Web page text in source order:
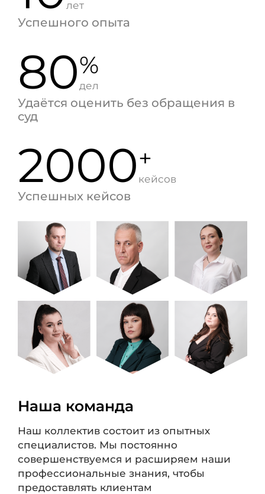
лет
Успешного опыта
80%
дел
Удаётся оценить без обращения в
суд
2000+
кейсов
Успешных кейсов
Наша команда
Наш коллектив состоит из опытных
специалистов. Мы постоянно
совершенствуемся и расширяем наши
профессиональные знания, чтобы
предоставлять клиентам